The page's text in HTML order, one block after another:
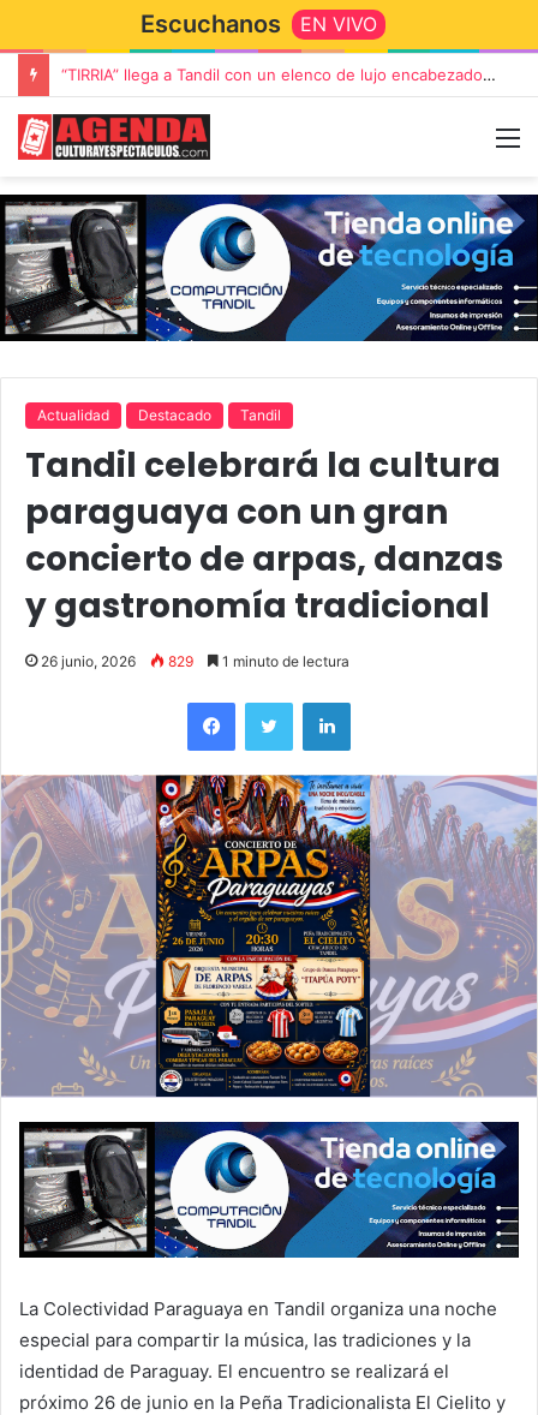
Escuchanos EN VIVO
“TIRRIA” llega a Tandil con un elenco de lujo encabezado por Capusotto, Spregelburd y Stefani
Actualidad Destacado Tandil
Tandil celebrará la cultura
paraguaya con un gran
concierto de arpas, danzas
y gastronomía tradicional
26 junio, 2026 829 1 minuto de lectura
La Colectividad Paraguaya en Tandil organiza una noche
especial para compartir la música, las tradiciones y la
identidad de Paraguay. El encuentro se realizará el
próximo 26 de junio en la Peña Tradicionalista El Cielito y